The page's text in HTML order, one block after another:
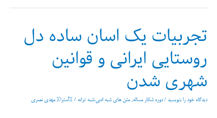
تجربیات یک اسان ساده دل
روستایی ایرانی و قوانین
شهری شدن
دیدگاه‌ خود را بنویسید /دوره شکار مساله,متن های شبه ادبی،شبه ترانه / %آسترا% مهدی نصری